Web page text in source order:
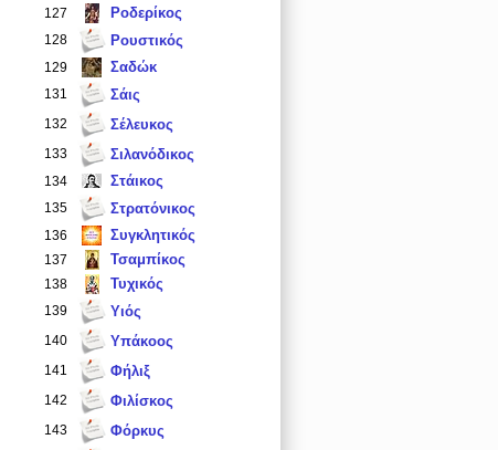
127 Ροδερίκος
128 Ρουστικός
129 Σαδώκ
131 Σάις
132 Σέλευκος
133 Σιλανόδικος
134 Στάικος
135 Στρατόνικος
136 Συγκλητικός
137 Τσαμπίκος
138 Τυχικός
139 Υιός
140 Υπάκοος
141 Φήλιξ
142 Φιλίσκος
143 Φόρκυς